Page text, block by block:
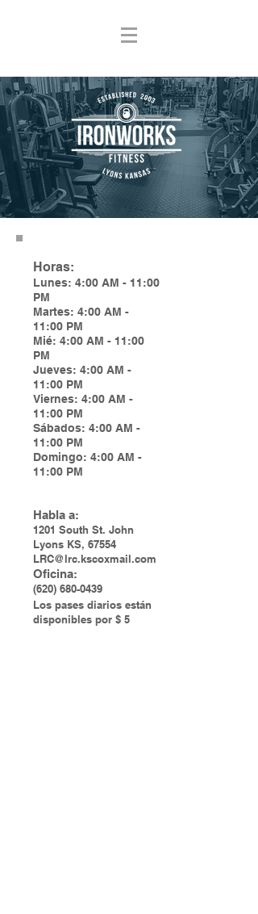
Horas:
Lunes: 4:00 AM - 11:00
PM
Martes: 4:00 AM -
11:00 PM
Mié: 4:00 AM - 11:00
PM
Jueves: 4:00 AM -
11:00 PM
Viernes: 4:00 AM -
11:00 PM
Sábados: 4:00 AM -
11:00 PM
Domingo: 4:00 AM -
11:00 PM
Habla a:
1201 South St. John
Lyons KS, 67554
LRC@lrc.kscoxmail.com
Oficina:
(620) 680-0439
Los pases diarios están
disponibles por $ 5